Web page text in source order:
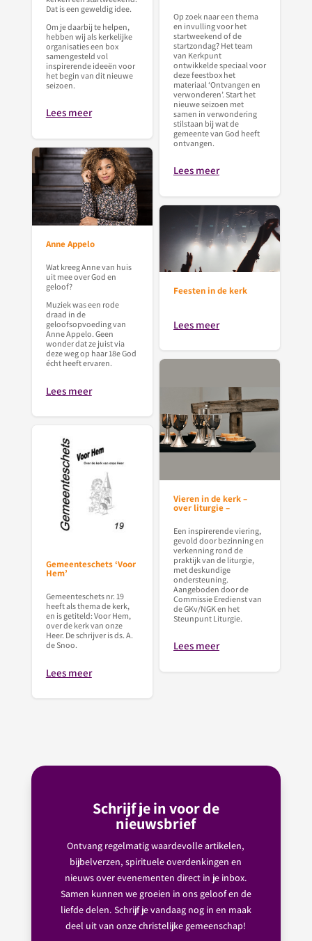
Dat is een geweldig idee.
Om je daarbij te helpen,
hebben wij als kerkelijke
organisaties een box
samengesteld vol
inspirerende ideeën voor
het begin van dit nieuwe
seizoen.
Lees meer
Op zoek naar een thema
en invulling voor het
startweekend of de
startzondag? Het team
van Kerkpunt
ontwikkelde speciaal voor
deze feestbox het
materiaal ‘Ontvangen en
verwonderen’. Start het
nieuwe seizoen met
samen in verwondering
stilstaan bij wat de
gemeente van God heeft
ontvangen.
Lees meer
Anne Appelo
Wat kreeg Anne van huis
uit mee over God en
geloof?
Muziek was een rode
draad in de
geloofsopvoeding van
Anne Appelo. Geen
wonder dat ze juist via
deze weg op haar 18e God
écht heeft ervaren.
Lees meer
Feesten in de kerk
Lees meer
Vieren in de kerk –
over liturgie –
Een inspirerende viering,
gevold door bezinning en
verkenning rond de
praktijk van de liturgie,
met deskundige
ondersteuning.
Aangeboden door de
Commissie Eredienst van
de GKv/NGK en het
Steunpunt Liturgie.
Lees meer
Gemeenteschets ‘Voor
Hem’
Gemeenteschets nr. 19
heeft als thema de kerk,
en is getiteld: Voor Hem,
over de kerk van onze
Heer. De schrijver is ds. A.
de Snoo.
Lees meer
Schrijf je in voor de
nieuwsbrief
Ontvang regelmatig waardevolle artikelen,
bijbelverzen, spirituele overdenkingen en
nieuws over evenementen direct in je inbox.
Samen kunnen we groeien in ons geloof en de
liefde delen. Schrijf je vandaag nog in en maak
deel uit van onze christelijke gemeenschap!